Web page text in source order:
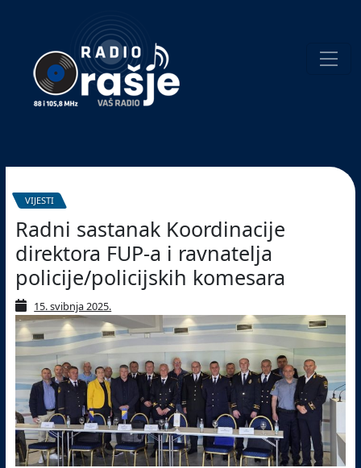
website!
VIJESTI
Radni sastanak Koordinacije
direktora FUP-a i ravnatelja
policije/policijskih komesara
15. svibnja 2025.